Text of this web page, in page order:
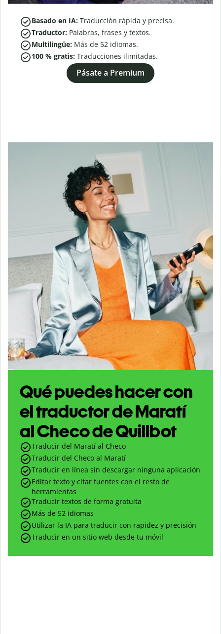
Basado en IA: Traducción rápida y precisa.
Traductor: Palabras, frases y textos.
Multilingüe: Más de 52 idiomas.
100 % gratis: Traducciones ilimitadas.
Pásate a Premium
Qué puedes hacer con
el traductor de Maratí
al Checo de Quillbot
Traducir del Maratí al Checo
Traducir del Checo al Maratí
Traducir en línea sin descargar ninguna aplicación
Editar texto y citar fuentes con el resto de
herramientas
Traducir textos de forma gratuita
Más de 52 idiomas
Utilizar la IA para traducir con rapidez y precisión
Traducir en un sitio web desde tu móvil